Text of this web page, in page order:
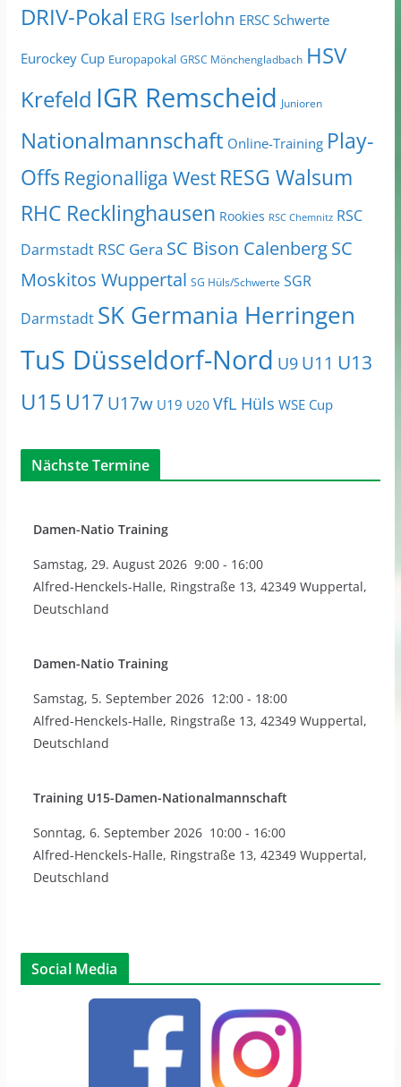
DRIV-Pokal ERG Iserlohn ERSC Schwerte
Eurockey Cup Europapokal GRSC Mönchengladbach HSV
Krefeld IGR Remscheid Junioren
Nationalmannschaft Online-Training Play-
Offs Regionalliga West RESG Walsum
RHC Recklinghausen Rookies RSC Chemnitz RSC
Darmstadt RSC Gera SC Bison CalenbergSC
Moskitos Wuppertal SG Hüls/Schwerte SGR
Darmstadt SK Germania Herringen
TuS Düsseldorf-Nord U9 U11 U13
U15 U17 U17w U19 U20 VfL Hüls WSE Cup
Nächste Termine
Damen-Natio Training
Samstag, 29. August 2026 9:00- 16:00
Alfred-Henckels-Halle, Ringstraße 13, 42349 Wuppertal,
Deutschland
Damen-Natio Training
Samstag, 5. September 2026 12:00- 18:00
Alfred-Henckels-Halle, Ringstraße 13, 42349 Wuppertal,
Deutschland
Training U15-Damen-Nationalmannschaft
Sonntag, 6. September 2026 10:00- 16:00
Alfred-Henckels-Halle, Ringstraße 13, 42349 Wuppertal,
Deutschland
Social Media